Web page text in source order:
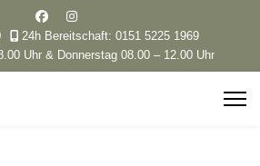
24h Bereitschaft: 0151 5225 1969
Uhr & Donnerstag 08.00 – 12.00 Uhr